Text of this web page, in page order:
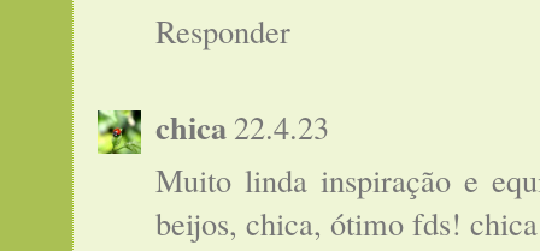
Responder
chica 22.4.23
Muito linda inspiração e
beijos, chica, ótimo fds! chica